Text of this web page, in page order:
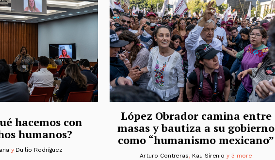
hacemos con
humanos?
y Duilio Rodríguez
López Obrador camina entre
masas y bautiza a su gobierno
como “humanismo mexicano”
Arturo Contreras, Kau Sirenio y 3 more